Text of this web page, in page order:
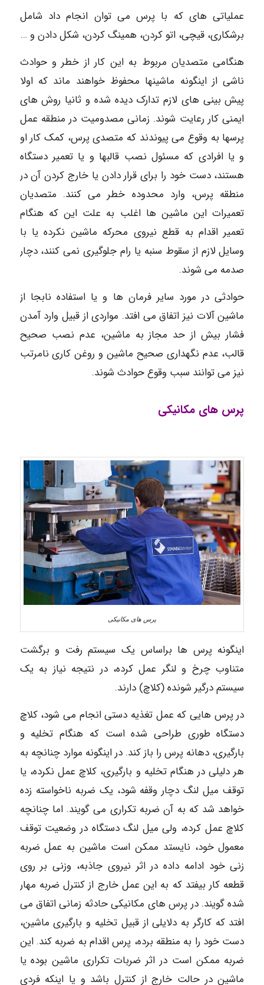
عملیاتی های که با پرس می توان انجام داد شامل
برشکاری، قیچی، اتو کردن، همینگ کردن، شکل دادن و …
هنگامی متصدیان مربوط به این کار از خطر و حوادث
ناشی از اینگونه ماشینها محفوظ خواهند ماند که اولا
پیش بینی های لازم تدارک دیده شده و ثانیا روش های
ایمنی کار رعایت شوند. زمانی مصدومیت در منطقه عمل
پرسها به وقوع می پیوندند که متصدی پرس، کمک کار او
و یا افرادی که مسئول نصب قالبها و یا تعمیر دستگاه
هستند، دست خود را برای قرار دادن یا خارج کردن آن در
منطقه پرس، وارد محدوده خطر می کنند. متصدیان
تعمیرات این ماشین ها اغلب به علت این که هنگام
تعمیر اقدام به قطع نیروی محرکه ماشین نکرده یا با
وسایل لازم از سقوط سنبه یا رام جلوگیری نمی کنند، دچار
صدمه می شوند.
حوادثی در مورد سایر فرمان ها و یا استفاده نابجا از
ماشین آلات نیز اتفاق می افتد. مواردی از قبیل وارد آمدن
فشار بیش از حد مجاز به ماشین، عدم نصب صحیح
قالب، عدم نگهداری صحیح ماشین و روغن کاری نامرتب
نیز می توانند سبب وقوع حوادث شوند.
پرس های مکانیکی
پرس های مکانیکی
اینگونه پرس ها براساس یک سیستم رفت و برگشت
متناوب چرخ و لنگر عمل کرده، در نتیجه نیاز به یک
سیستم درگیر شونده (کلاچ) دارند.
در پرس هایی که عمل تغذیه دستی انجام می شود، کلاچ
دستگاه طوری طراحی شده است که هنگام تخلیه و
بارگیری، دهانه پرس را باز کند. در اینگونه موارد چنانچه به
هر دلیلی در هنگام تخلیه و بارگیری، کلاچ عمل نکرده، یا
توقف میل لنگ دچار وقفه شود، یک ضربه ناخواسته زده
خواهد شد که به آن ضربه تکراری می گویند. اما چنانچه
کلاچ عمل کرده، ولی میل لنگ دستگاه در وضعیت توقف
معمول خود، نایستد ممکن است ماشین به عمل ضربه
زنی خود ادامه داده در اثر نیروی جاذبه، وزنی بر روی
قطعه کار بیفتد که به این عمل خارج از کنترل ضربه مهار
شده گویند. در پرس های مکانیکی حادثه زمانی اتفاق می
افتد که کارگر به دلایلی از قبیل تخلیه و بارگیری ماشین،
دست خود را به منطقه برده، پرس اقدام به ضربه کند. این
ضربه ممکن است در اثر ضربات تکراری ماشین بوده یا
ماشین در حالت خارج از کنترل باشد و یا اینکه فردی